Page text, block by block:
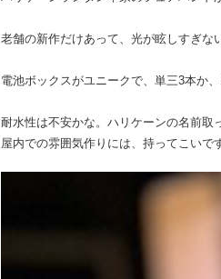
老舗の新作だけあって、光が眩しすぎな
電池ボックスがユニークで、単三3本か
耐水性は不安かな。ハリケーンの名前取
屋内での雰囲気作りには、持ってこいで